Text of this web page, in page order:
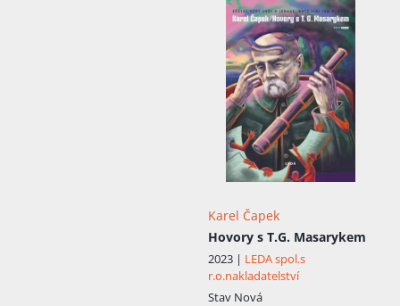
Karel Čapek
Hovory s T.G. Masarykem
2023 | LEDA spol.s
r.o.nakladatelství
Stav Nová